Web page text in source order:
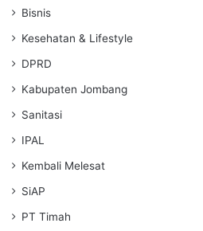
Bisnis
Kesehatan & Lifestyle
DPRD
Kabupaten Jombang
Sanitasi
IPAL
Kembali Melesat
SiAP
PT Timah